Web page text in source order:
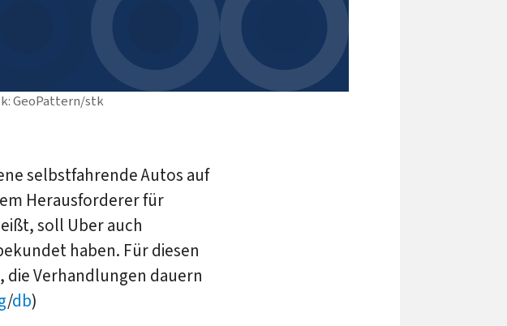
GeoPattern/stk
selbstfahrende Autos auf
Herausforderer für
soll Uber auch
haben. Für diesen
Verhandlungen dauern
/db)